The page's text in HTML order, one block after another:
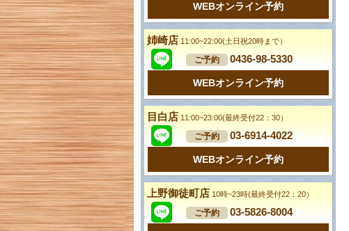
WEBオンライン予約
姉崎店 11:00~22:00(土日祝20時まで）
ご予約 0436-98-5330
WEBオンライン予約
目白店 11:00~23:00(最終受付22：30）
ご予約 03-6914-4022
WEBオンライン予約
上野御徒町店 10時~23時(最終受付22：20）
ご予約 03-5826-8004